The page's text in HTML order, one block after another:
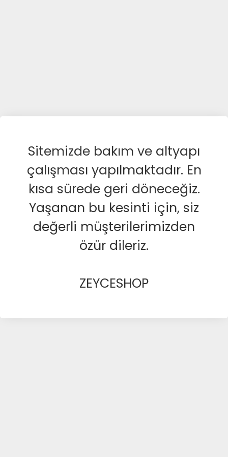
Sitemizde bakım ve altyapı
çalışması yapılmaktadır. En
kısa sürede geri döneceğiz.
Yaşanan bu kesinti için, siz
değerli müşterilerimizden
özür dileriz.
ZEYCESHOP